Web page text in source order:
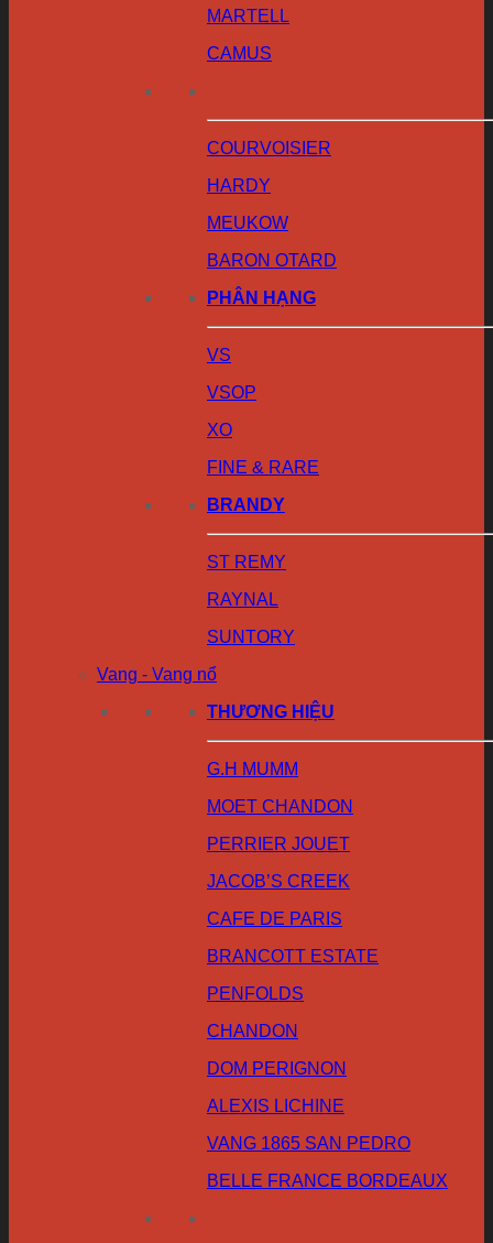
MARTELL
CAMUS
COURVOISIER
HARDY
MEUKOW
BARON OTARD
PHÂN HẠNG
VS
VSOP
XO
FINE & RARE
BRANDY
ST REMY
RAYNAL
SUNTORY
Vang - Vang nổ
THƯƠNG HIỆU
G.H MUMM
MOET CHANDON
PERRIER JOUET
JACOB’S CREEK
CAFE DE PARIS
BRANCOTT ESTATE
PENFOLDS
CHANDON
DOM PERIGNON
ALEXIS LICHINE
VANG 1865 SAN PEDRO
BELLE FRANCE BORDEAUX